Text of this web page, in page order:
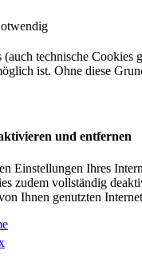
technische Cookies
ist. Ohne diese
und entfernen
Einstellungen Ihres
zudem vollständig
Ihnen genutzten